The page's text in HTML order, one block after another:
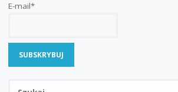
E-mail*